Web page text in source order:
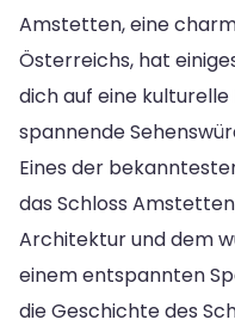
Amstetten, eine
Österreichs, hat
dich auf eine
spannende
Eines der
das Schloss
Architektur und dem
einem entspannten
die Geschichte des